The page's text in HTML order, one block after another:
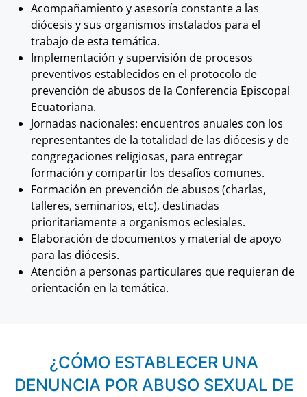
Acompañamiento y asesoría constante a las
diócesis y sus organismos instalados para el
trabajo de esta temática.
Implementación y supervisión de procesos
preventivos establecidos en el protocolo de
prevención de abusos de la Conferencia Episcopal
Ecuatoriana.
Jornadas nacionales: encuentros anuales con los
representantes de la totalidad de las diócesis y de
congregaciones religiosas, para entregar
formación y compartir los desafíos comunes.
Formación en prevención de abusos (charlas,
talleres, seminarios, etc), destinadas
prioritariamente a organismos eclesiales.
Elaboración de documentos y material de apoyo
para las diócesis.
Atención a personas particulares que requieran de
orientación en la temática.
¿CÓMO ESTABLECER UNA
DENUNCIA POR ABUSO SEXUAL DE